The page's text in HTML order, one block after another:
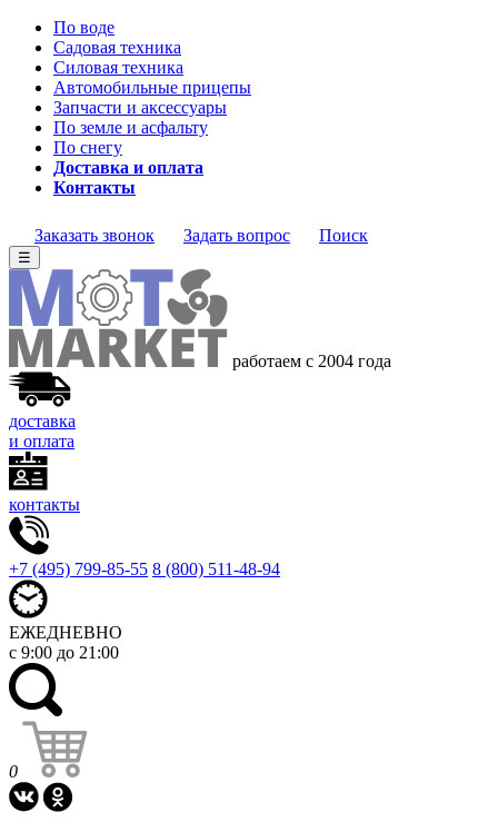
По воде
Садовая техника
Силовая техника
Автомобильные прицепы
Запчасти и аксессуары
По земле и асфальту
По снегу
Доставка и оплата
Контакты
Заказать звонок Задать вопрос Поиск
☰
работаем с 2004 года
доставка
и оплата
контакты
+7 (495) 799-85-55 8 (800) 511-48-94
ЕЖЕДНЕВНО
с 9:00 до 21:00
0